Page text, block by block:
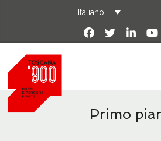
Italiano
Primo